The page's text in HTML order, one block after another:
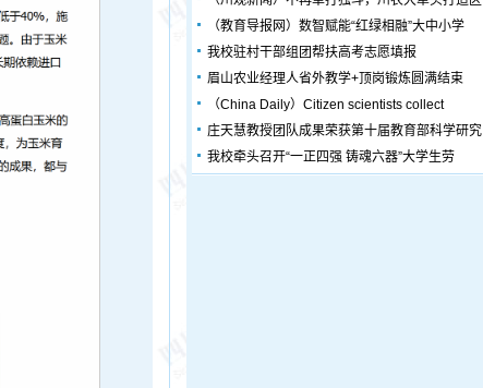
（教育导报网）数智赋能“红绿相融”大中小学
我校驻村干部组团帮扶高考志愿填报
眉山农业经理人省外教学+顶岗锻炼圆满结束
（China Daily）Citizen scientists collect
庄天慧教授团队成果荣获第十届教育部科学研究
我校牵头召开“一正四强 铸魂六器”大学生劳